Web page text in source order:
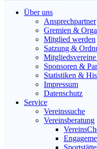
Über uns
Ansprechpartner
Gremien &
Mitglied werden
Satzung &
Sponsoren &
Statistiken &
Impressum
Datenschutz
Service
Vereinssuche
Vereinsberatung